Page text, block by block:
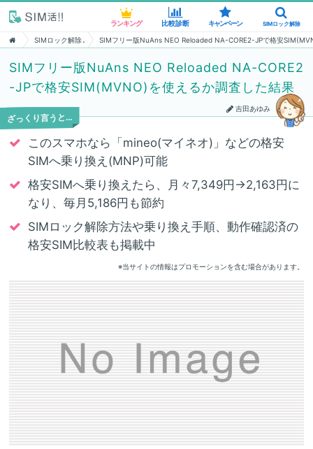
ランキング 比較診断 キャンペーン SIMロック解除
SIMロック解除 SIMフリー版NuAns NEO Reloaded NA-CORE2-JPで格安
SIMフリー版NuAns NEO Reloaded NA-CORE2
-JPで格安SIM(MVNO)を使えるか調査した結果
吉田あゆみ
ざっくり言うと…
このスマホなら「mineo(マイネオ)」などの格安
SIMへ乗り換え(MNP)可能
格安SIMへ乗り換えたら、月々7,349円→2,163円に
なり、毎月5,186円も節約
SIMロック解除方法や乗り換え手順、動作確認済の
格安SIM比較表も掲載中
※当サイトの情報はプロモーションを含む場合があります。
ランキング 比較診断 キャンペーン SIMロック解除